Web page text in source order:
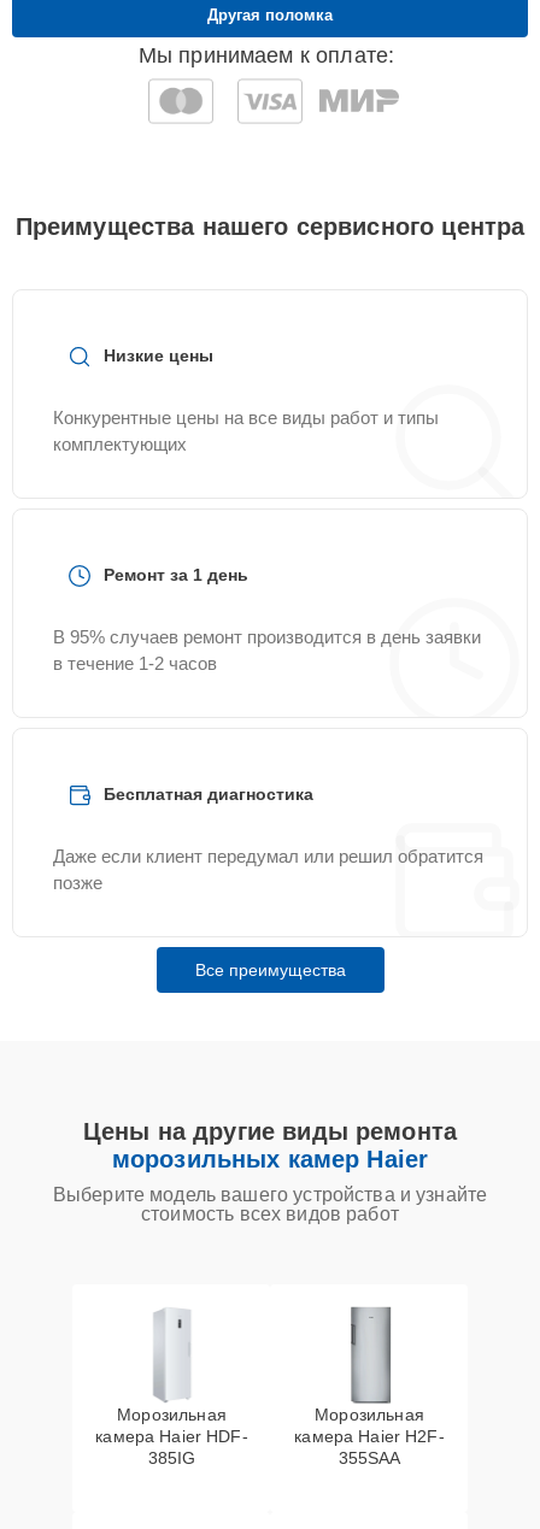
Мы принимаем к оплате:
Другая поломка
Преимущества нашего сервисного центра
Низкие цены
Конкурентные цены на все виды работ и типы
комплектующих
Ремонт за 1 день
В 95% случаев ремонт производится в день заявки
в течение 1-2 часов
Бесплатная диагностика
Даже если клиент передумал или решил обратится
позже
Все преимущества
Цены на другие виды ремонта
морозильных камер Haier
Выберите модель вашего устройства и узнайте
стоимость всех видов работ
Морозильная
камера Haier HDF-
385IG
Морозильная
камера Haier H2F-
355SAA